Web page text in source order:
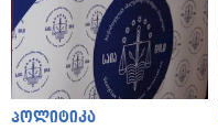
პოლიტიკა